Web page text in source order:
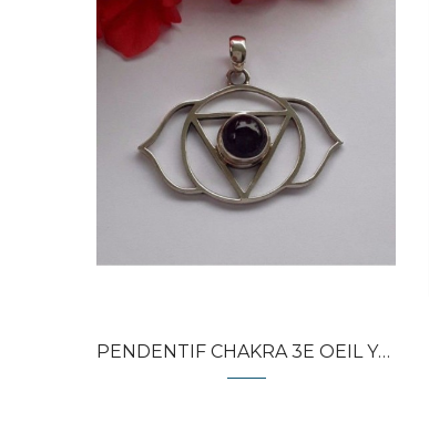
Quick view
PENDENTIF CHAKRA 3E OEIL YOGA...